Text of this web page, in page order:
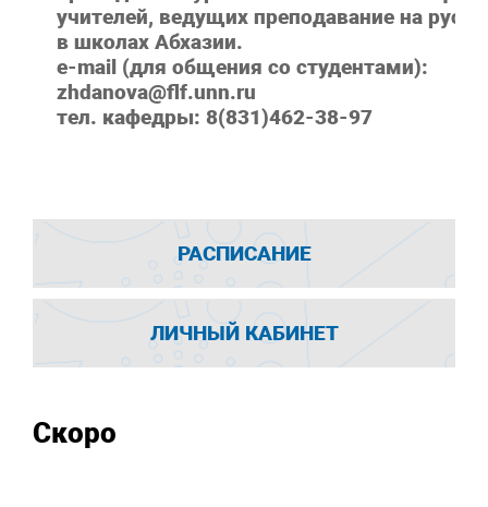
учителей, ведущих преподавание на
в школах Абхазии.
e-mail (для общения со студентами):
zhdanova@flf.unn.ru
тел. кафедры: 8(831)462-38-97
РАСПИСАНИЕ
ЛИЧНЫЙ КАБИНЕТ
Скоро